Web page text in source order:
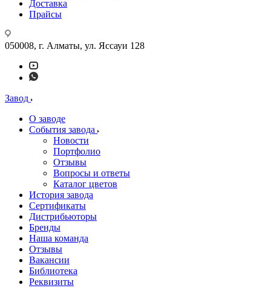
Доставка
Прайсы
050008, г. Алматы, ул. Яссауи 128
Завод
О заводе
События завода
Новости
Портфолио
Отзывы
Вопросы и ответы
Каталог цветов
История завода
Сертификаты
Дистрибьюторы
Бренды
Наша команда
Отзывы
Вакансии
Библиотека
Реквизиты